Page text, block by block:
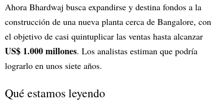
Ahora Bhardwaj busca expandirse y destina fondos a la
construcción de una nueva planta cerca de Bangalore, con
el objetivo de casi quintuplicar las ventas hasta alcanzar
US$ 1.000 millones. Los analistas estiman que podría
lograrlo en unos siete años.
Qué estamos leyendo